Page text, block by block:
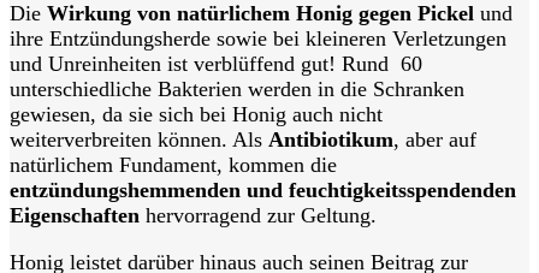
Die Wirkung von natürlichem Honig gegen Pickel und
ihre Entzündungsherde sowie bei kleineren Verletzungen
und Unreinheiten ist verblüffend gut! Rund 60
unterschiedliche Bakterien werden in die Schranken
gewiesen, da sie sich bei Honig auch nicht
weiterverbreiten können. Als Antibiotikum, aber auf
natürlichem Fundament, kommen die
entzündungshemmenden und feuchtigkeitsspendenden
Eigenschaften hervorragend zur Geltung.
Honig leistet darüber hinaus auch seinen Beitrag zur